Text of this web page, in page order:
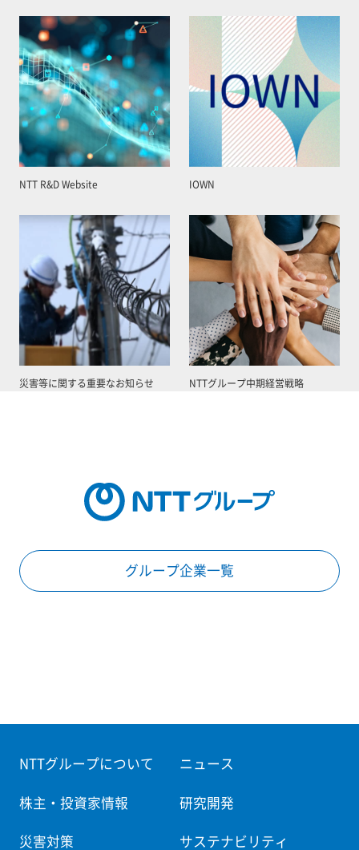
NTT R&D Website IOWN
災害等に関する重要なお知らせ NTTグループ中期経営戦略
グループ企業一覧
NTTグループについて ニュース
株主・投資家情報 研究開発
災害対策 サステナビリティ